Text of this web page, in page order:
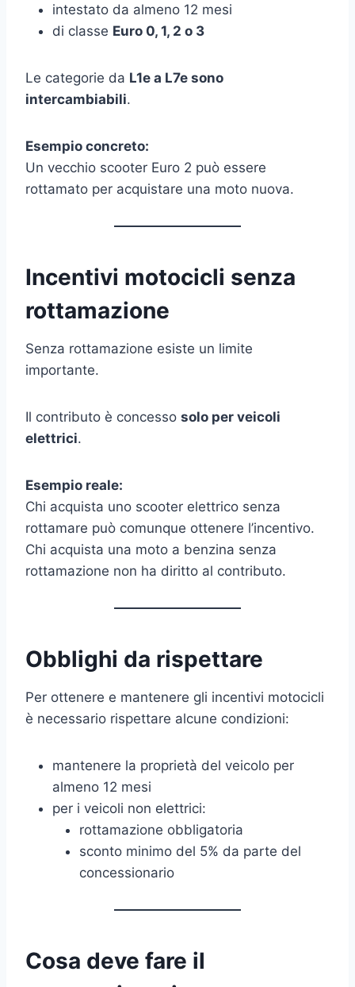
intestato da almeno 12 mesi
di classe Euro 0, 1, 2 o 3
Le categorie da L1e a L7e sono
intercambiabili.
Esempio concreto:
Un vecchio scooter Euro 2 può essere
rottamato per acquistare una moto nuova.
Incentivi motocicli senza
rottamazione
Senza rottamazione esiste un limite
importante.
Il contributo è concesso solo per veicoli
elettrici.
Esempio reale:
Chi acquista uno scooter elettrico senza
rottamare può comunque ottenere l’incentivo.
Chi acquista una moto a benzina senza
rottamazione non ha diritto al contributo.
Obblighi da rispettare
Per ottenere e mantenere gli incentivi motocicli
è necessario rispettare alcune condizioni:
mantenere la proprietà del veicolo per
almeno 12 mesi
per i veicoli non elettrici:
rottamazione obbligatoria
sconto minimo del 5% da parte del
concessionario
Cosa deve fare il